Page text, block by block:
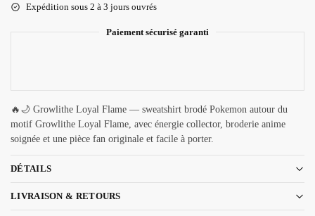
Expédition sous 2 à 3 jours ouvrés
Paiement sécurisé garanti
🔥🌙 Growlithe Loyal Flame — sweatshirt brodé Pokemon autour du
motif Growlithe Loyal Flame, avec énergie collector, broderie anime
soignée et une pièce fan originale et facile à porter.
DÉTAILS
LIVRAISON & RETOURS